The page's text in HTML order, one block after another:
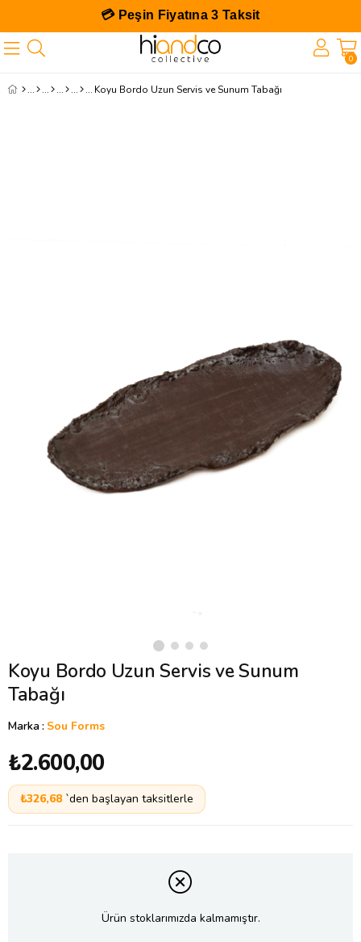
💳 Peşin Fiyatına 3 Taksit
0
Koyu Bordo Uzun Servis ve Sunum Tabağı
Koyu Bordo Uzun Servis ve Sunum
Tabağı
Marka: Sou Forms
₺2.600,00
₺326,68 `den başlayan taksitlerle
Ürün stoklarımızda kalmamıştır.